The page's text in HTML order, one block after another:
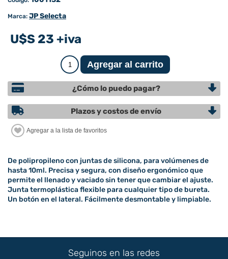
Marca: JP Selecta
U$S 23 +iva
¿Cómo lo puedo pagar?
Plazos y costos de envío
De polipropileno con juntas de silicona, para volúmenes de
hasta 10ml. Precisa y segura, con diseño ergonómico que
permite el llenado y vaciado sin tener que cambiar el ajuste.
Junta termoplástica flexible para cualquier tipo de bureta.
Un botón en el lateral. Fácilmente desmontable y limpiable.
Seguinos en las redes